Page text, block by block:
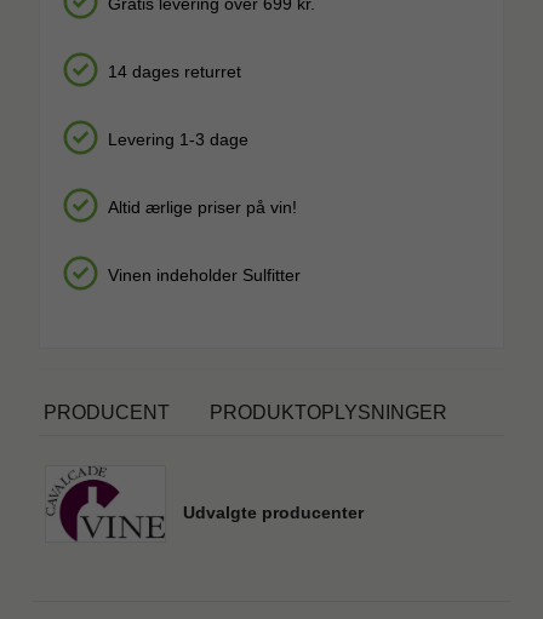
14 dages returret
Levering 1-3 dage
Altid ærlige priser på vin!
Vinen indeholder Sulfitter
PRODUCENT PRODUKTOPLYSNINGER
Udvalgte producenter